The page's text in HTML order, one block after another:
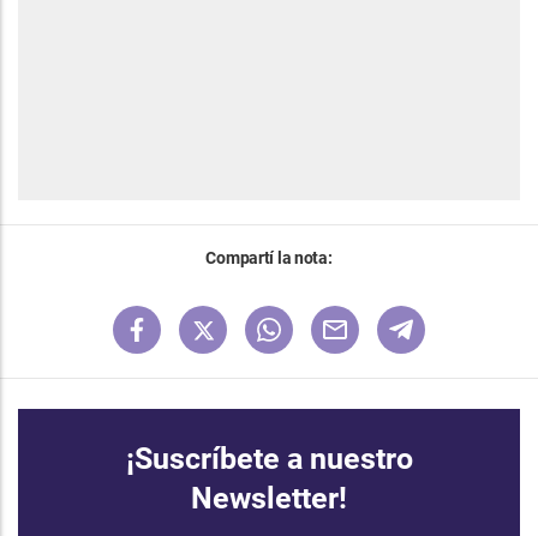
Compartí la nota:
¡Suscríbete a nuestro
Newsletter!